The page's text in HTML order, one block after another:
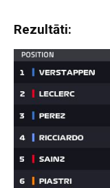
Rezultāti: